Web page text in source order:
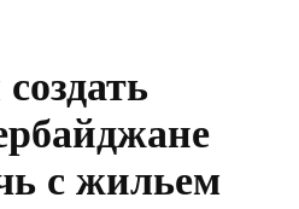
с жильем